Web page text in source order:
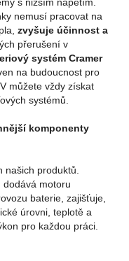
nemusí pracovat na
zvyšuje účinnost a
přerušení v
systém Cramer
na budoucnost pro
můžete vždy získat
systémů.
komponenty
našich produktů.
dodává motoru
baterie, zajišťuje,
úrovni, teplotě a
pro každou práci.